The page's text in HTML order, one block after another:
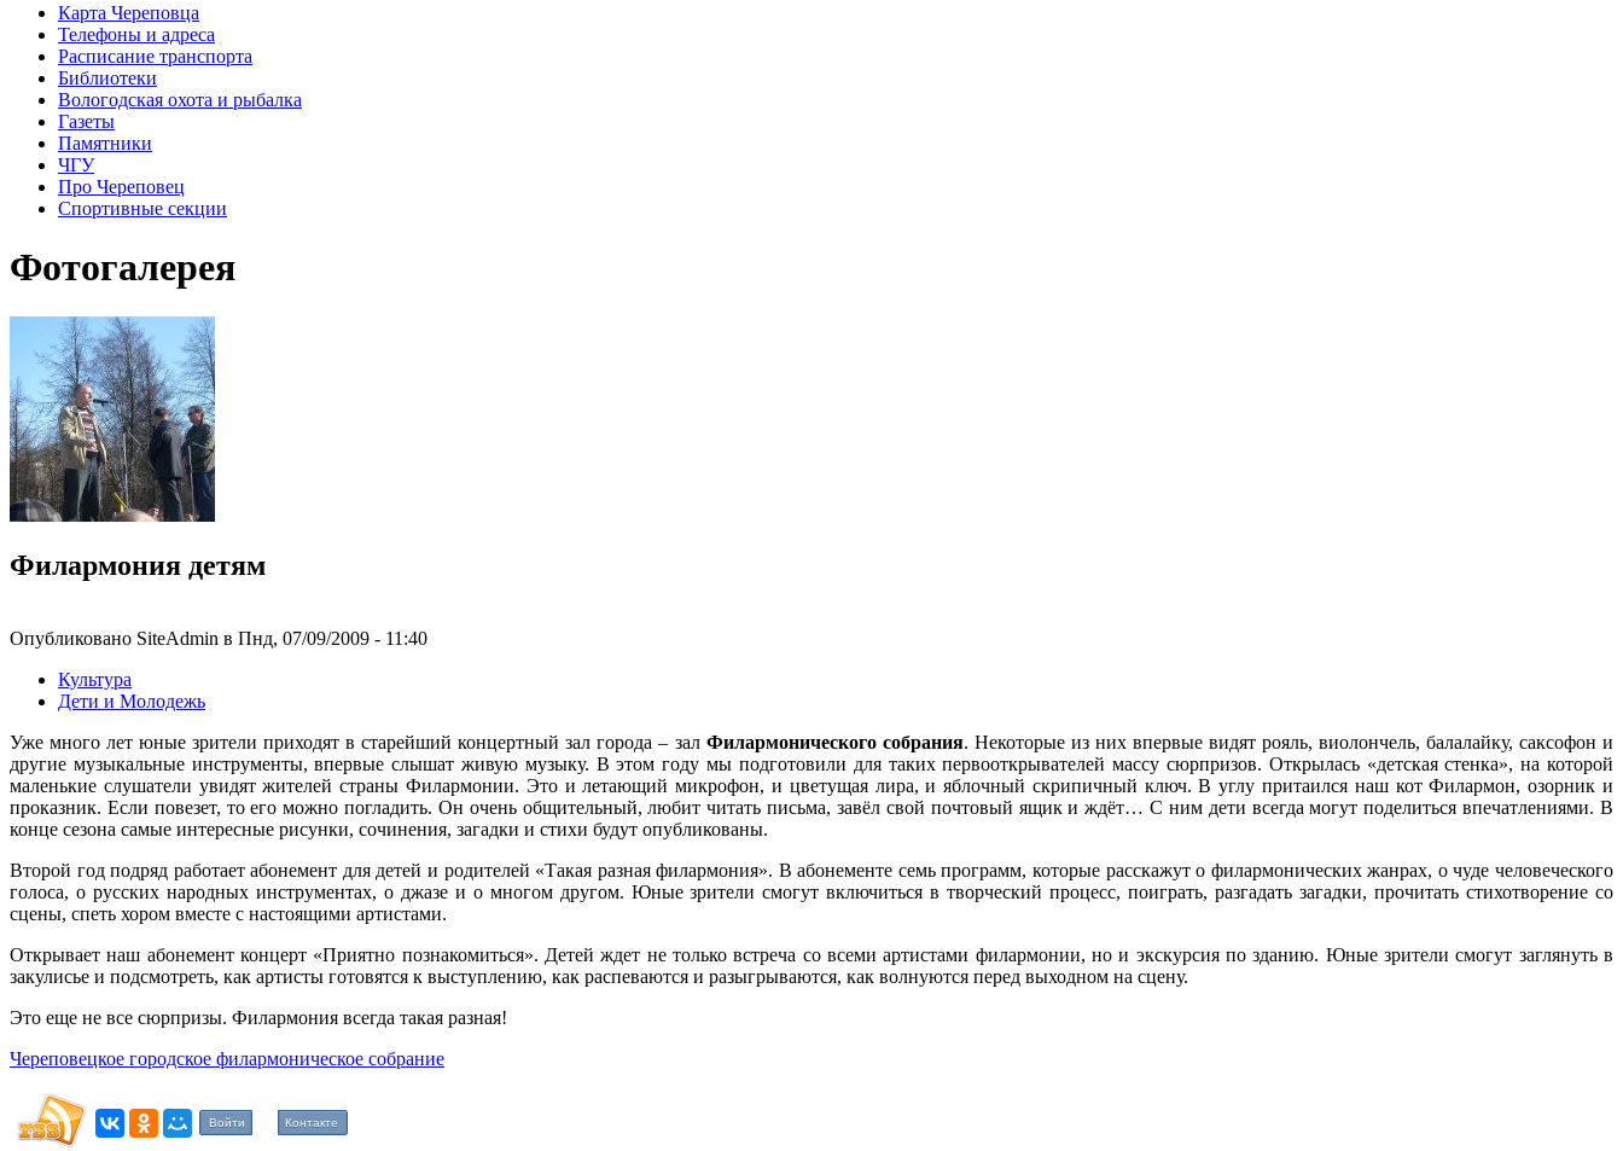
Карта Череповца
Телефоны и адреса
Расписание транспорта
Библиотеки
Вологодская охота и рыбалка
Газеты
Памятники
ЧГУ
Про Череповец
Спортивные секции
Фотогалерея
Филармония детям
Опубликовано SiteAdmin в Пнд, 07/09/2009 - 11:40
Культура
Дети и Молодежь
Уже много лет юные зрители приходят в старейший концертный зал города – зал Филармонического собрания. Некоторые из них впервые видят рояль, виолончель, балалайку, саксофон и
другие музыкальные инструменты, впервые слышат живую музыку. В этом году мы подготовили для таких первооткрывателей массу сюрпризов. Открылась «детская стенка», на которой
маленькие слушатели увидят жителей страны Филармонии. Это и летающий микрофон, и цветущая лира, и яблочный скрипичный ключ. В углу притаился наш кот Филармон, озорник и
проказник. Если повезет, то его можно погладить. Он очень общительный, любит читать письма, завёл свой почтовый ящик и ждёт… С ним дети всегда могут поделиться впечатлениями. В
конце сезона самые интересные рисунки, сочинения, загадки и стихи будут опубликованы.
Второй год подряд работает абонемент для детей и родителей «Такая разная филармония». В абонементе семь программ, которые расскажут о филармонических жанрах, о чуде человеческого
голоса, о русских народных инструментах, о джазе и о многом другом. Юные зрители смогут включиться в творческий процесс, поиграть, разгадать загадки, прочитать стихотворение со
сцены, спеть хором вместе с настоящими артистами.
Открывает наш абонемент концерт «Приятно познакомиться». Детей ждет не только встреча со всеми артистами филармонии, но и экскурсия по зданию. Юные зрители смогут заглянуть в
закулисье и подсмотреть, как артисты готовятся к выступлению, как распеваются и разыгрываются, как волнуются перед выходном на сцену.
Это еще не все сюрпризы. Филармония всегда такая разная!
Череповецкое городское филармоническое собрание
Войти Контакте